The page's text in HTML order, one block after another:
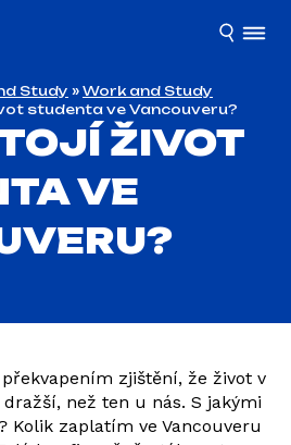
Study » Work and Study
studenta ve Vancouveru?
ŽIVOT
VE
zjištění, že život v
než ten u nás. S jakými
Kolik zaplatím ve Vancouveru